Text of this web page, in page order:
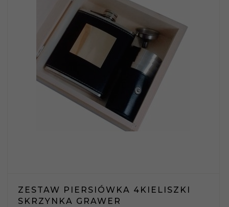
ZESTAW PIERSIÓWKA 4KIELISZKI
SKRZYNKA GRAWER